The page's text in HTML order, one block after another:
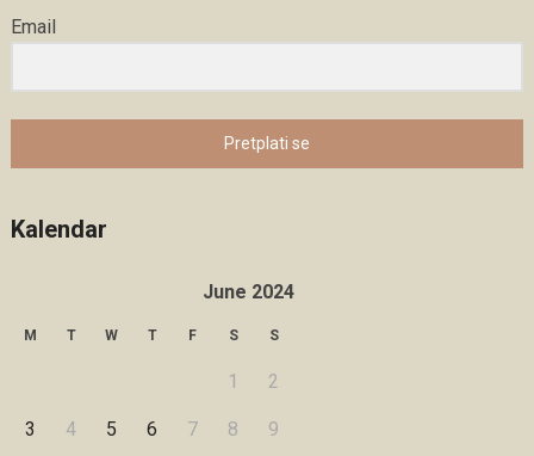
Email
Pretplati se
Kalendar
June 2024
M T W T F S S
1 2
3 4 5 6 7 8 9